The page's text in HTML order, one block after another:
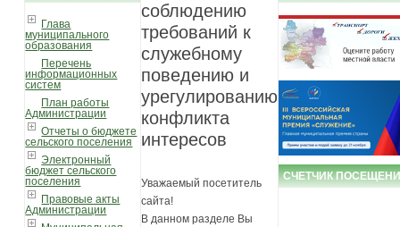
Глава
муниципального
образования
Перечень
информационных
систем
План работы
Администрации
Отчеты о бюджете
сельского поселения
Электронный
бюджет сельского
поселения
Правовые акты
Администрации
соблюдению
требований к
служебному
поведению и
урегулированию
конфликта
интересов
Уважаемый посетитель
сайта!
В данном разделе Вы
СЧЕТЧИК